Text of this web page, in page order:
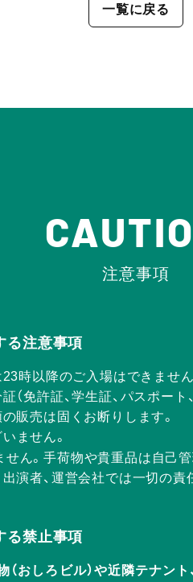
一覧に戻る
注意事項
る注意事項
時以降のご入場はできません
免許証、学生証、パスポー
販売は固くお断りします。
ません。
ん。手荷物や貴重品は自己管
出演者、運営会社では一切の
る禁止事項
おしろビル）や近隣テナン